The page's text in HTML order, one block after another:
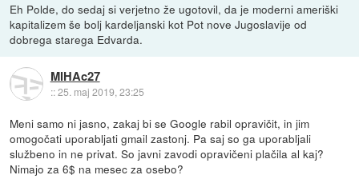
Eh Polde, do sedaj si verjetno že ugotovil, da je moderni ameriški
kapitalizem še bolj kardeljanski kot Pot nove Jugoslavije od
dobrega starega Edvarda.
MIHAc27
::25. maj 2019, 23:25
Meni samo ni jasno, zakaj bi se Google rabil opravičit, in jim
omogočati uporabljati gmail zastonj. Pa saj so ga uporabljali
službeno in ne privat. So javni zavodi opravičeni plačila al kaj?
Nimajo za 6$ na mesec za osebo?